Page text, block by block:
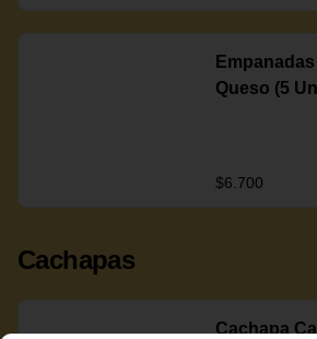
Queso (5
$6.700
Cachapas
Cachapa